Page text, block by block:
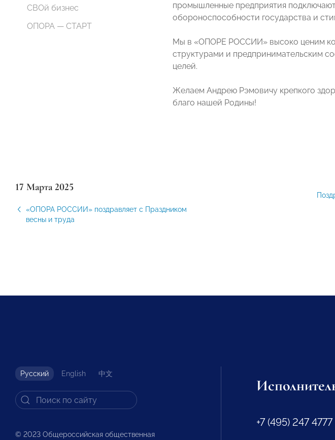
СВОй бизнес
ОПОРА — СТАРТ
промышленные предприятия
обороноспособности государства и
Мы в «ОПОРЕ РОССИИ» высоко ценим
структурами и предпринимательским
целей.
Желаем Андрею Рэмовичу крепкого
благо нашей Родины!
17 Марта 2025
«ОПОРА РОССИИ» поздравляет с Праздником
весны и труда
Русский English 中文
© 2023 Общероссийская общественная
+7 (495) 247 4777